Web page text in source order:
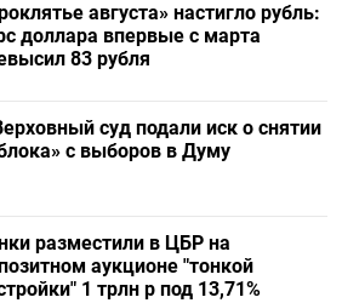
августа» настигло рубль:
доллара впервые с марта
83 рубля
суд подали иск о снятии
с выборов в Думу
разместили в ЦБР на
аукционе "тонкой
1 трлн р под 13,71%